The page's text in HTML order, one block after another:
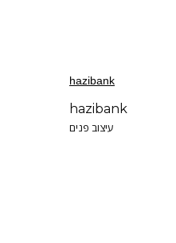
hazibank
עיצוב פנים